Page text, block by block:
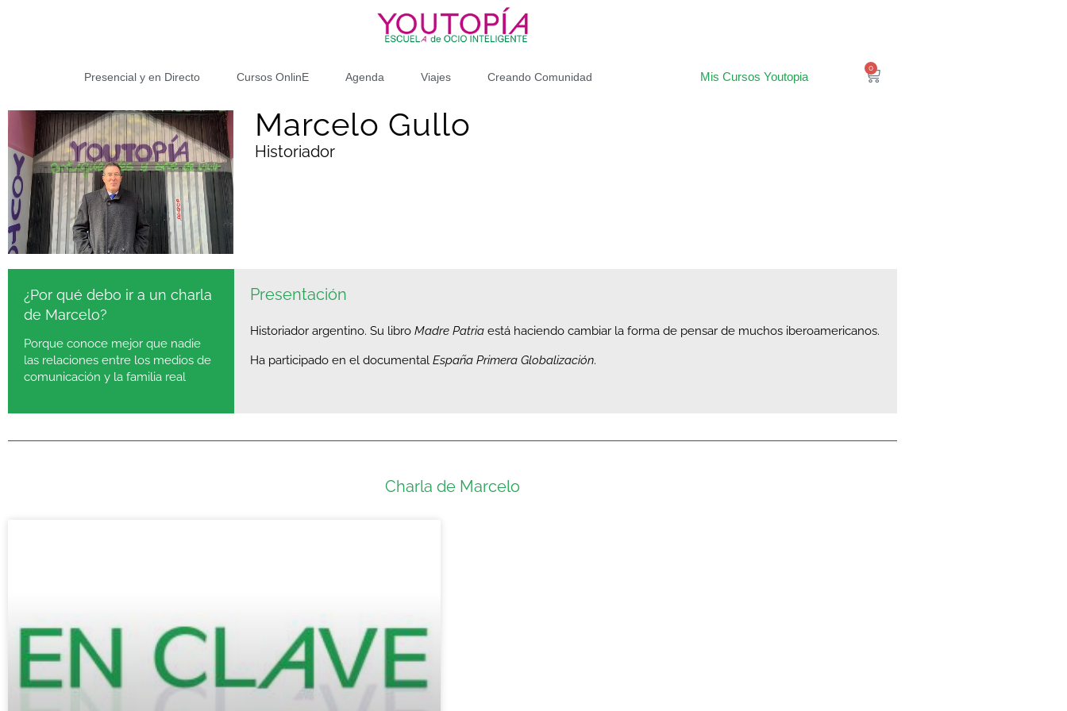
Presencial y en Directo Cursos OnlinE Agenda Viajes Creando Comunidad Mis Cursos Youtopia
0
Marcelo Gullo
Historiador
¿Por qué debo ir a un charla
de Marcelo?
Porque conoce mejor que nadie
las relaciones entre los medios de
comunicación y la familia real
Presentación
Historiador argentino. Su libro Madre Patriaestá haciendo cambiar la forma de pensar de muchos iberoamericanos.
Ha participado en el documental España Primera Globalización.
Charla de Marcelo